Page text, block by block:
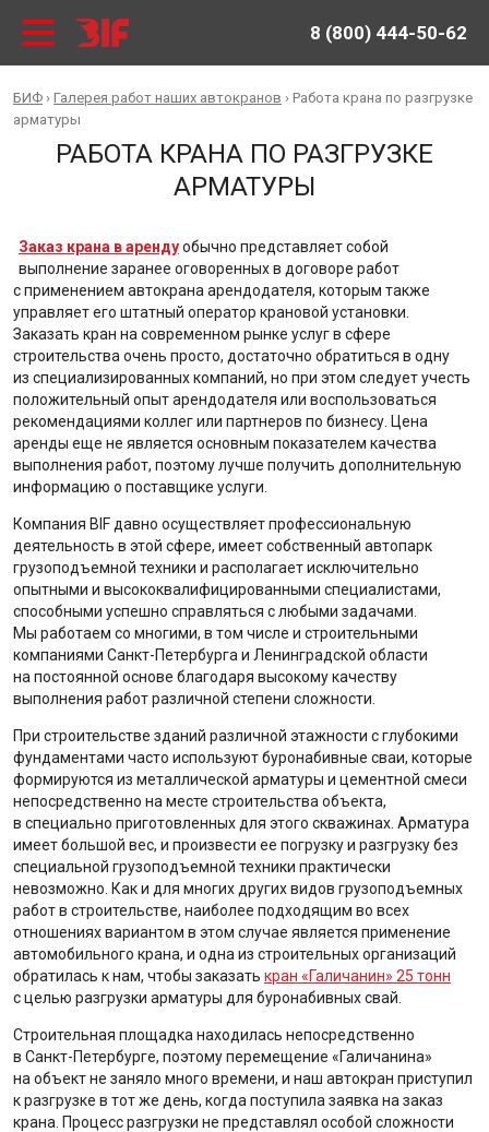
8 (800) 444-50-62
БИФ › Галерея работ наших автокранов › Работа крана по разгрузке
арматуры
РАБОТА КРАНА ПО РАЗГРУЗКЕ
АРМАТУРЫ
Заказ крана в арендуобычно представляет собой
выполнение заранее оговоренных в договоре работ
с применением автокрана арендодателя, которым также
управляет его штатный оператор крановой установки.
Заказать кран на современном рынке услуг в сфере
строительства очень просто, достаточно обратиться в одну
из специализированных компаний, но при этом следует учесть
положительный опыт арендодателя или воспользоваться
рекомендациями коллег или партнеров по бизнесу. Цена
аренды еще не является основным показателем качества
выполнения работ, поэтому лучше получить дополнительную
информацию о поставщике услуги.
Компания BIF давно осуществляет профессиональную
деятельность в этой сфере, имеет собственный автопарк
грузоподъемной техники и располагает исключительно
опытными и высококвалифицированными специалистами,
способными успешно справляться с любыми задачами.
Мы работаем со многими, в том числе и строительными
компаниями Санкт-Петербурга и Ленинградской области
на постоянной основе благодаря высокому качеству
выполнения работ различной степени сложности.
При строительстве зданий различной этажности с глубокими
фундаментами часто используют буронабивные сваи, которые
формируются из металлической арматуры и цементной смеси
непосредственно на месте строительства объекта,
в специально приготовленных для этого скважинах. Арматура
имеет большой вес, и произвести ее погрузку и разгрузку без
специальной грузоподъемной техники практически
невозможно. Как и для многих других видов грузоподъемных
работ в строительстве, наиболее подходящим во всех
отношениях вариантом в этом случае является применение
автомобильного крана, и одна из строительных организаций
обратилась к нам, чтобы заказать кран «Галичанин» 25 тонн
с целью разгрузки арматуры для буронабивных свай.
Строительная площадка находилась непосредственно
в Санкт-Петербурге, поэтому перемещение «Галичанина»
на объект не заняло много времени, и наш автокран приступил
к разгрузке в тот же день, когда поступила заявка на заказ
крана. Процесс разгрузки не представлял особой сложности